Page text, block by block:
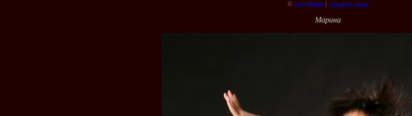
© Art-Mishel| Закрыть окно
Марина